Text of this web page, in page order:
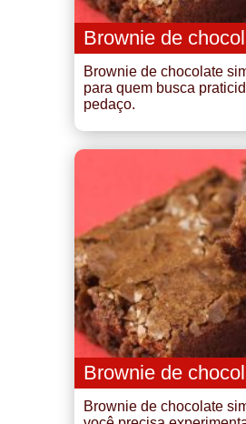
Brownie de
Brownie de chocolate
para quem busca
pedaço.
Brownie de
Brownie de chocolate